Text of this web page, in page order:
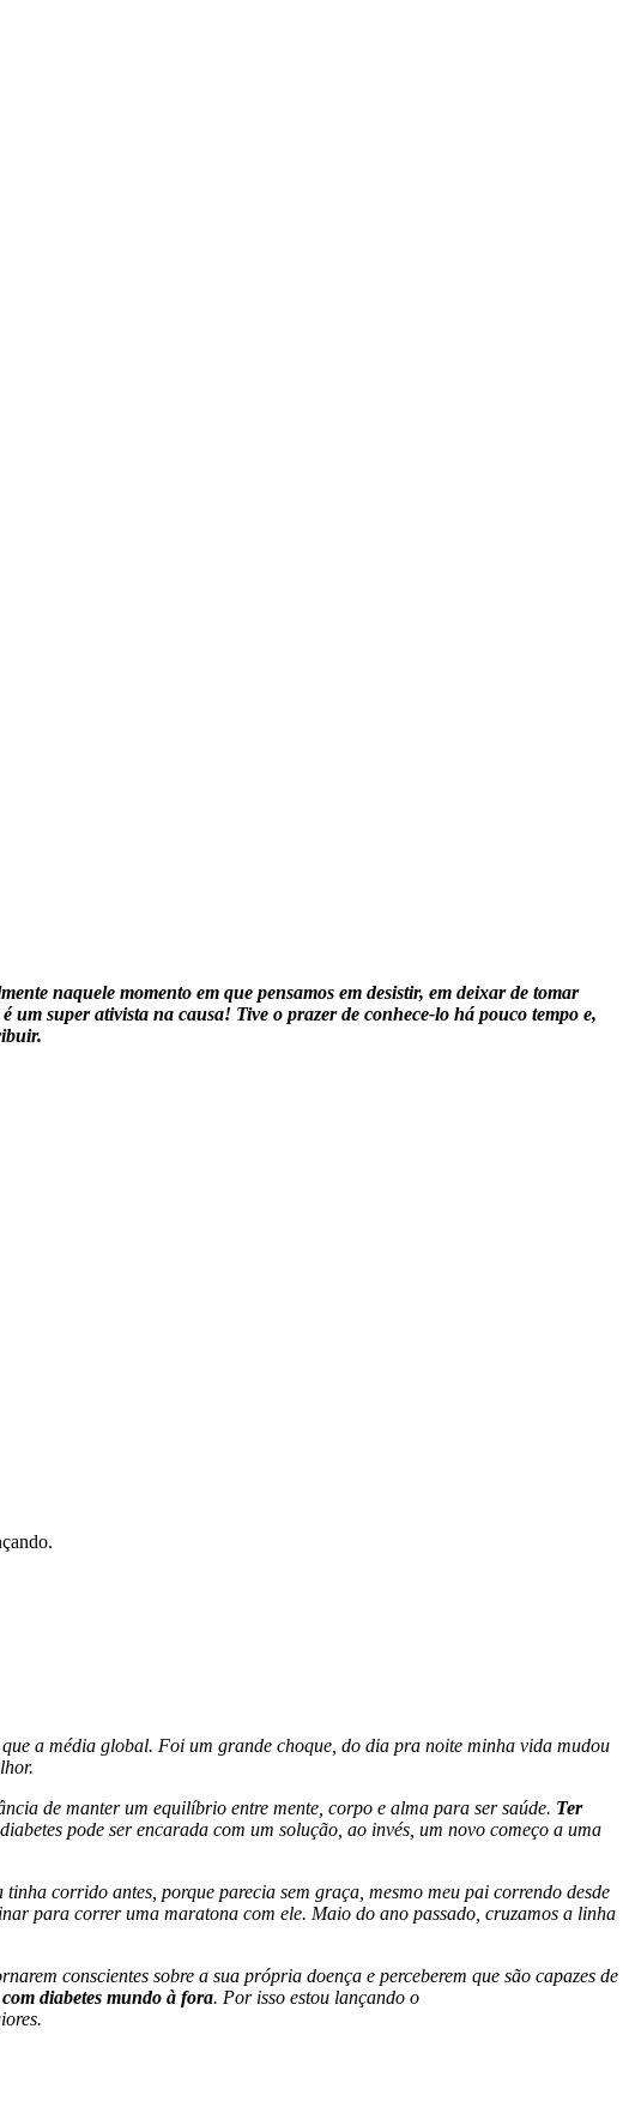
naquele momento em que pensamos em desistir, em deixar de tomar
um super ativista na causa! Tive o prazer de conhece-lo há pouco tempo e,
a média global. Foi um grande choque, do dia pra noite minha vida mudou
de manter um equilíbrio entre mente, corpo e alma para ser saúde. Ter
pode ser encarada com um solução, ao invés, um novo começo a uma
corrido antes, porque parecia sem graça, mesmo meu pai correndo desde
para correr uma maratona com ele. Maio do ano passado, cruzamos a linha
conscientes sobre a sua própria doença e perceberem que são capazes de
diabetes mundo à fora. Por isso estou lançando o